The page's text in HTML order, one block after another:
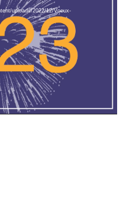
uploads/2022/12/Voeux-